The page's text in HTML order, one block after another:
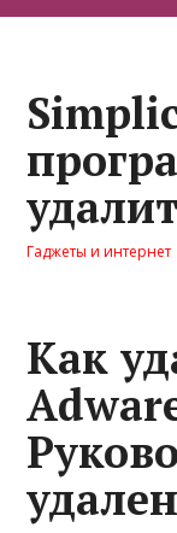
Гаджеты и интернет
Как